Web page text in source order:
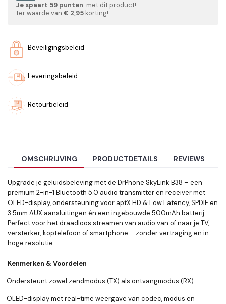
Je spaart 59 punten met dit product!
Ter waarde van € 2,95 korting!
Beveiligingsbeleid
Leveringsbeleid
Retourbeleid
OMSCHRIJVING PRODUCTDETAILS REVIEWS
Upgrade je geluidsbeleving met de DrPhone SkyLink B38 – een
premium 2-in-1 Bluetooth 5.0 audio transmitter en receiver met
OLED-display, ondersteuning voor aptX HD & Low Latency, SPDIF en
3.5mm AUX aansluitingen én een ingebouwde 500mAh batterij.
Perfect voor het draadloos streamen van audio van of naar je TV,
versterker, koptelefoon of smartphone – zonder vertraging en in
hoge resolutie.
Kenmerken & Voordelen
Ondersteunt zowel zendmodus (TX) als ontvangmodus (RX)
OLED-display met real-time weergave van codec, modus en